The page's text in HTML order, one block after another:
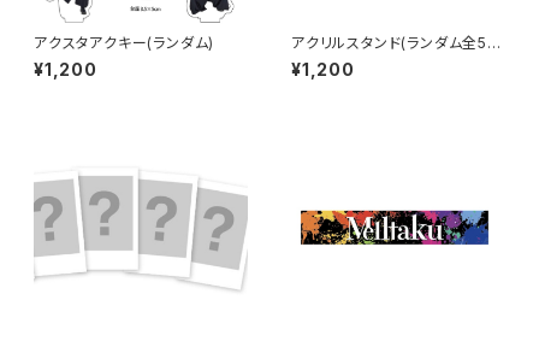
アクスタアクキー(ランダム)
¥1,200
アクリルスタンド(ランダム全5
種)
¥1,200